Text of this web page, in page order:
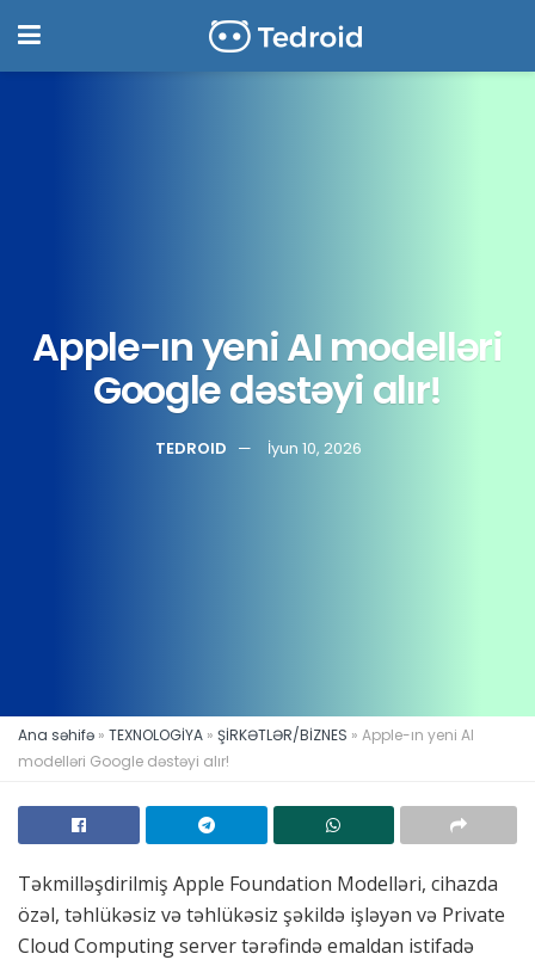
Apple-ın yeni AI modelləri
Google dəstəyi alır!
TEDROID İyun 10, 2026
Ana səhifə » TEXNOLOGİYA » ŞİRKƏTLƏR/BİZNES » Apple-ın yeni AI
modelləri Google dəstəyi alır!
Təkmilləşdirilmiş Apple Foundation Modelləri, cihazda
özəl, təhlükəsiz və təhlükəsiz şəkildə işləyən və Private
Cloud Computing server tərəfində emaldan istifadə